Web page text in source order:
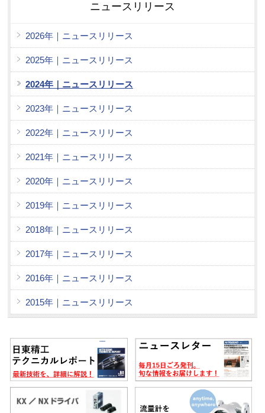
ニュースリリース
2026年｜ニュースリリース
2025年｜ニュースリリース
2024年｜ニュースリリース
2023年｜ニュースリリース
2022年｜ニュースリリース
2021年｜ニュースリリース
2020年｜ニュースリリース
2019年｜ニュースリリース
2018年｜ニュースリリース
2017年｜ニュースリリース
2016年｜ニュースリリース
2015年｜ニュースリリース